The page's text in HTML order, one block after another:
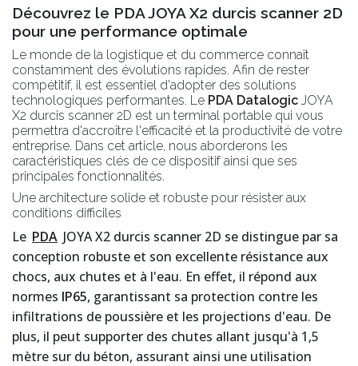
Découvrez le PDA JOYA X2 durcis scanner 2D
pour une performance optimale
Le monde de la logistique et du commerce connaît
constamment des évolutions rapides. Afin de rester
compétitif, il est essentiel d'adopter des solutions
technologiques performantes. Le PDA Datalogic JOYA
X2 durcis scanner 2D est un terminal portable qui vous
permettra d'accroître l'efficacité et la productivité de votre
entreprise. Dans cet article, nous aborderons les
caractéristiques clés de ce dispositif ainsi que ses
principales fonctionnalités.
Une architecture solide et robuste pour résister aux
conditions difficiles
Le PDA JOYA X2 durcis scanner 2D se distingue par sa
conception robuste et son excellente résistance aux
chocs, aux chutes et à l'eau. En effet, il répond aux
normes IP65, garantissant sa protection contre les
infiltrations de poussière et les projections d'eau. De
plus, il peut supporter des chutes allant jusqu'à 1,5
mètre sur du béton, assurant ainsi une utilisation